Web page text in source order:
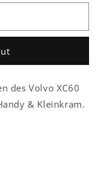
des Volvo XC60
& Kleinkram.